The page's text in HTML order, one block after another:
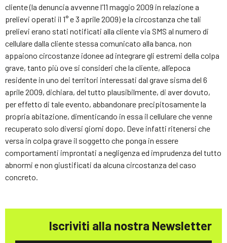
cliente (la denuncia avvenne l’11 maggio 2009 in relazione a
prelievi operati il 1° e 3 aprile 2009) e la circostanza che tali
prelievi erano stati notificati alla cliente via SMS al numero di
cellulare dalla cliente stessa comunicato alla banca, non
appaiono circostanze idonee ad integrare gli estremi della colpa
grave, tanto più ove si consideri che la cliente, all’epoca
residente in uno dei territori interessati dal grave sisma del 6
aprile 2009, dichiara, del tutto plausibilmente, di aver dovuto,
per effetto di tale evento, abbandonare precipitosamente la
propria abitazione, dimenticando in essa il cellulare che venne
recuperato solo diversi giorni dopo. Deve infatti ritenersi che
versa in colpa grave il soggetto che ponga in essere
comportamenti improntati a negligenza ed imprudenza del tutto
abnormi e non giustificati da alcuna circostanza del caso
concreto.
Iscriviti alla nostra Newsletter